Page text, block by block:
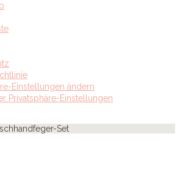
Einstellungen ändern
Privatsphäre-Einstellungen
Set